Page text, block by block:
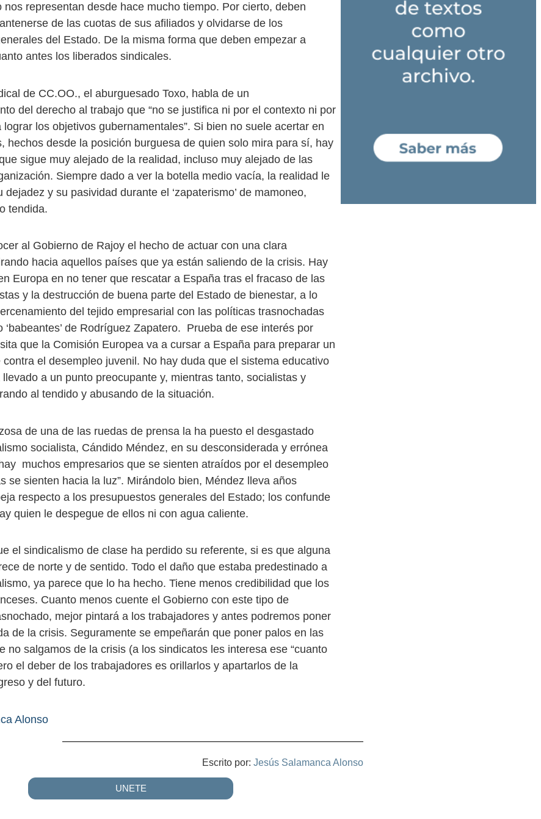
nos representan desde hace mucho tiempo. Por cierto, deben
de las cuotas de sus afiliados y olvidarse de los
del Estado. De la misma forma que deben empezar a
antes los liberados sindicales.
de CC.OO., el aburguesado Toxo, habla de un
del derecho al trabajo que “no se justifica ni por el contexto ni por
lograr los objetivos gubernamentales”. Si bien no suele acertar en
hechos desde la posición burguesa de quien solo mira para sí, hay
sigue muy alejado de la realidad, incluso muy alejado de las
Siempre dado a ver la botella medio vacía, la realidad le
dejadez y su pasividad durante el ‘zapaterismo’ de mamoneo,
tendida.
al Gobierno de Rajoy el hecho de actuar con una clara
hacia aquellos países que ya están saliendo de la crisis. Hay
Europa en no tener que rescatar a España tras el fracaso de las
y la destrucción de buena parte del Estado de bienestar, a lo
del tejido empresarial con las políticas trasnochadas
‘babeantes’ de Rodríguez Zapatero. Prueba de ese interés por
que la Comisión Europea va a cursar a España para preparar un
contra el desempleo juvenil. No hay duda que el sistema educativo
a un punto preocupante y, mientras tanto, socialistas y
al tendido y abusando de la situación.
de una de las ruedas de prensa la ha puesto el desgastado
socialista, Cándido Méndez, en su desconsiderada y errónea
muchos empresarios que se sienten atraídos por el desempleo
se sienten hacia la luz”. Mirándolo bien, Méndez lleva años
respecto a los presupuestos generales del Estado; los confunde
quien le despegue de ellos ni con agua caliente.
el sindicalismo de clase ha perdido su referente, si es que alguna
de norte y de sentido. Todo el daño que estaba predestinado a
ya parece que lo ha hecho. Tiene menos credibilidad que los
Cuanto menos cuente el Gobierno con este tipo de
mejor pintará a los trabajadores y antes podremos poner
de la crisis. Seguramente se empeñarán que poner palos en las
no salgamos de la crisis (a los sindicatos les interesa ese “cuanto
el deber de los trabajadores es orillarlos y apartarlos de la
y del futuro.
Alonso
Escrito por: Jesús Salamanca Alonso
UNETE